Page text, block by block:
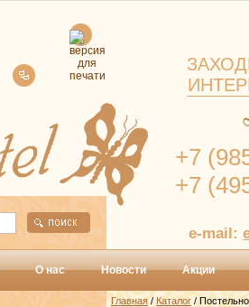
+7
+7
e-mail:
О нас Новости Акции
Главная/ Каталог /